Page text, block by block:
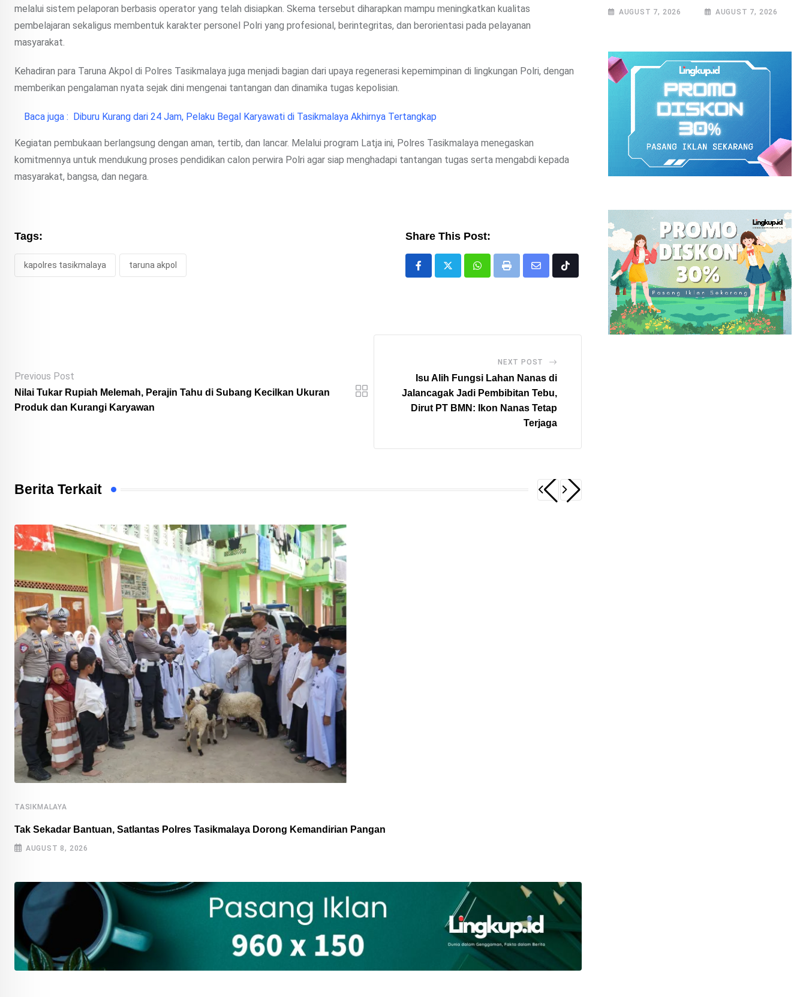
melalui sistem pelaporan berbasis operator yang telah disiapkan. Skema tersebut diharapkan mampu meningkatkan kualitas
pembelajaran sekaligus membentuk karakter personel Polri yang profesional, berintegritas, dan berorientasi pada pelayanan
masyarakat.
Kehadiran para Taruna Akpol di Polres Tasikmalaya juga menjadi bagian dari upaya regenerasi kepemimpinan di lingkungan Polri, dengan
memberikan pengalaman nyata sejak dini mengenai tantangan dan dinamika tugas kepolisian.
Baca juga : Diburu Kurang dari 24 Jam, Pelaku Begal Karyawati di Tasikmalaya Akhirnya Tertangkap
Kegiatan pembukaan berlangsung dengan aman, tertib, dan lancar. Melalui program Latja ini, Polres Tasikmalaya menegaskan
komitmennya untuk mendukung proses pendidikan calon perwira Polri agar siap menghadapi tantangan tugas serta mengabdi kepada
masyarakat, bangsa, dan negara.
Tags:
kapolres tasikmalaya taruna akpol
Share This Post:
WhatsappPrint
Share
Tiktok
Previous Post
Nilai Tukar Rupiah Melemah, Perajin Tahu di Subang Kecilkan Ukuran
Produk dan Kurangi Karyawan
NEXT POST
Isu Alih Fungsi Lahan Nanas di
Jalancagak Jadi Pembibitan Tebu,
Dirut PT BMN: Ikon Nanas Tetap
Terjaga
Berita Terkait
TASIKMALAYA
Tak Sekadar Bantuan, Satlantas Polres Tasikmalaya Dorong Kemandirian Pangan
AUGUST 8, 2026
Segera Purna
Jabatan
AUGUST 7, 2026
Perkuat Akses
Terintegrasi
AUGUST 7, 2026